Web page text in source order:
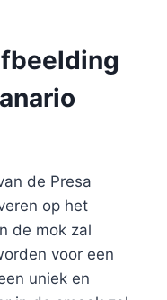
de Presa
op het
de mok zal
voor een
uniek en